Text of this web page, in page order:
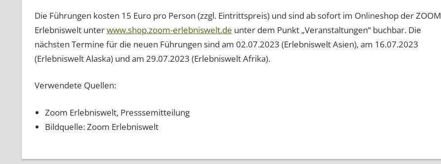
Die Führungen kosten 15 Euro pro Person (zzgl. Eintrittspreis) und sind ab sofort im Onlineshop der ZOOM
Erlebniswelt unterwww.shop.zoom-erlebniswelt.de unter dem Punkt „Veranstaltungen“ buchbar. Die
nächsten Termine für die neuen Führungen sind am 02.07.2023 (Erlebniswelt Asien), am 16.07.2023
(Erlebniswelt Alaska) und am 29.07.2023 (Erlebniswelt Afrika).
Verwendete Quellen:
Zoom Erlebniswelt, Presssemitteilung
Bildquelle: Zoom Erlebniswelt